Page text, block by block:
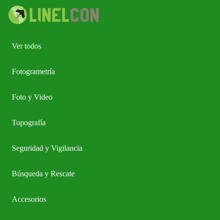
Ver todos
Fotogrametría
Foto y Video
Topografía
Seguridad y Vigilancia
Búsqueda y Rescate
Accesorios